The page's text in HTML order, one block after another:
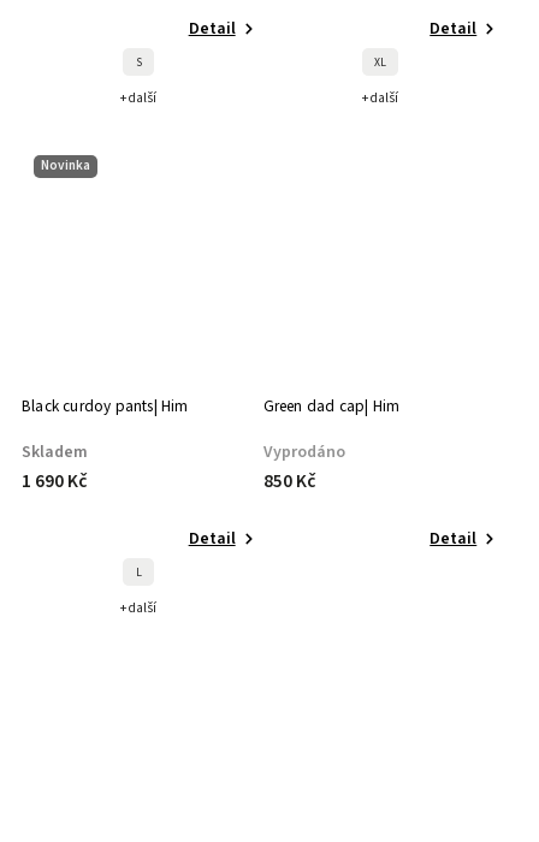
Detail
S
+ další
Detail
XL
+ další
Novinka
Black curdoy pants| Him
Skladem
1 690 Kč
Detail
L
+ další
Green dad cap| Him
Vyprodáno
850 Kč
Detail